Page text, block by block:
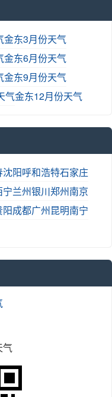
金东3月份天气
金东6月份天气
金东9月份天气
气金东12月份天气
沈阳呼和浩特石家庄
宁兰州银川郑州南京
阳成都广州昆明南宁
气